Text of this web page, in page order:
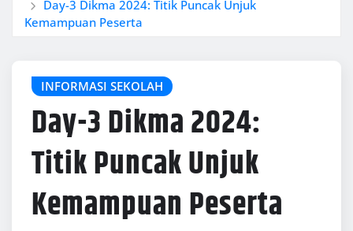
Day-3 Dikma 2024: Titik Puncak Unjuk
Kemampuan Peserta
INFORMASI SEKOLAH
Day-3 Dikma 2024:
Titik Puncak Unjuk
Kemampuan Peserta